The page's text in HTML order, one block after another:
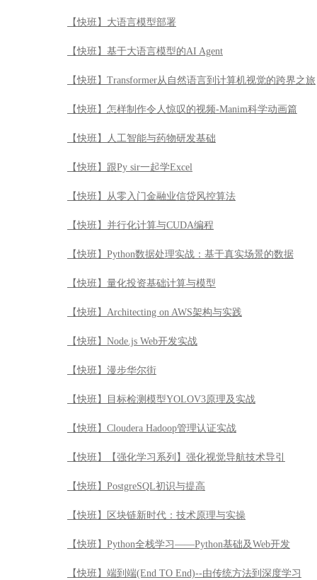
【快班】大语言模型部署
【快班】基于大语言模型的AI Agent
【快班】Transformer从自然语言到计算机视觉的跨界之旅
【快班】怎样制作令人惊叹的视频-Manim科学动画篇
【快班】人工智能与药物研发基础
【快班】跟Py sir一起学Excel
【快班】从零入门金融业信贷风控算法
【快班】并行化计算与CUDA编程
【快班】Python数据处理实战：基于真实场景的数据
【快班】量化投资基础计算与模型
【快班】Architecting on AWS架构与实践
【快班】Node.js Web开发实战
【快班】漫步华尔街
【快班】目标检测模型YOLOV3原理及实战
【快班】Cloudera Hadoop管理认证实战
【快班】【强化学习系列】强化视觉导航技术导引
【快班】PostgreSQL初识与提高
【快班】区块链新时代：技术原理与实操
【快班】Python全栈学习——Python基础及Web开发
【快班】端到端(End TO End)--由传统方法到深度学习